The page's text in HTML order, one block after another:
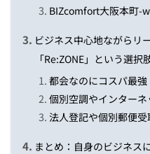
BIZcomfort大阪本町-
ビジネス中心地ながらリ
「Re:ZONE」という選択
都会なのにコスパ最
個別空調やインター
法人登記や個別郵便
まとめ：自身のビジネス